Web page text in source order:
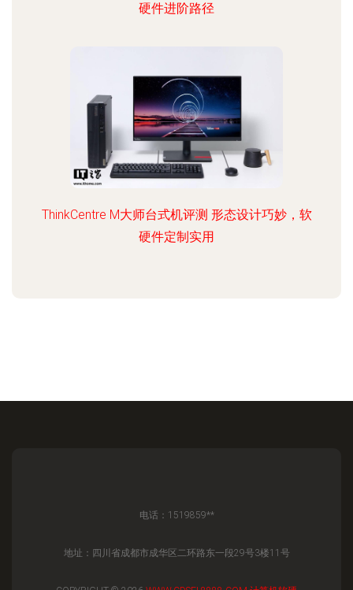
硬件进阶路径
ThinkCentre M大师台式机评测 形态设计巧妙，软
硬件定制实用
电话：1519859**
地址：四川省成都市成华区二环路东一段29号3楼11号